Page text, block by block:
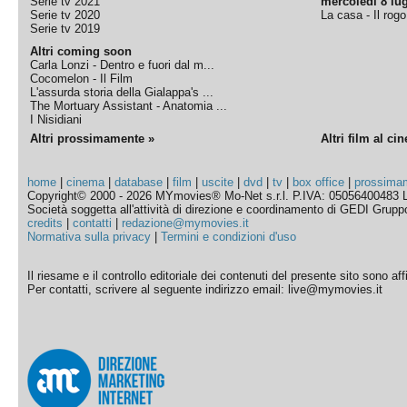
Serie tv 2020
Serie tv 2019
Altri coming soon
Carla Lonzi - Dentro e fuori dal m...
Cocomelon - Il Film
L'assurda storia della Gialappa's ...
The Mortuary Assistant - Anatomia ...
I Nisidiani
La casa - Il
Altri prossimamente » Altri film al
home |cinema|database |film |uscite |dvd |tv box office
Copyright© 2000 - 2026 MYmovies® Mo-Net s.r.l. P.IVA: 05056400483
Società soggetta all'attività di direzione e coordinamento di GEDI
credits |contatti
redazione@mymovies.it
Normativa sulla privacy |Termini e condizioni d'uso
Il riesame e il controllo editoriale dei contenuti del presente sito sono
Per contatti, scrivere al seguente indirizzo email: live@mymovies.it